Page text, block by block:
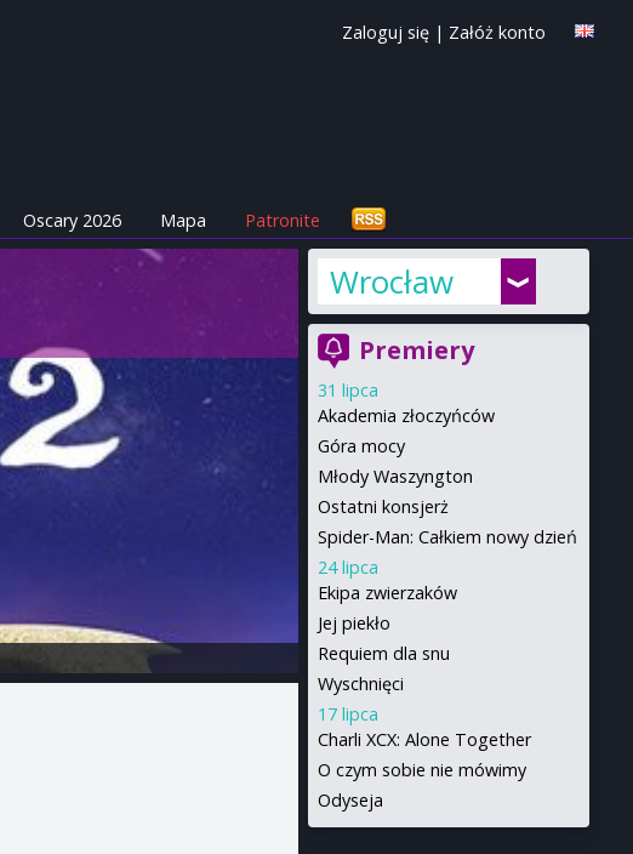
Zaloguj się | Załóż konto
Oscary 2026 Mapa Patronite
Wrocław
Premiery
31 lipca
Akademia złoczyńców
Góra mocy
Młody Waszyngton
Ostatni konsjerż
Spider-Man: Całkiem nowy dzień
24 lipca
Ekipa zwierzaków
Jej piekło
Requiem dla snu
Wyschnięci
17 lipca
Charli XCX: Alone Together
O czym sobie nie mówimy
Odyseja